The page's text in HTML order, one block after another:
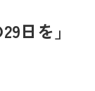
日を」